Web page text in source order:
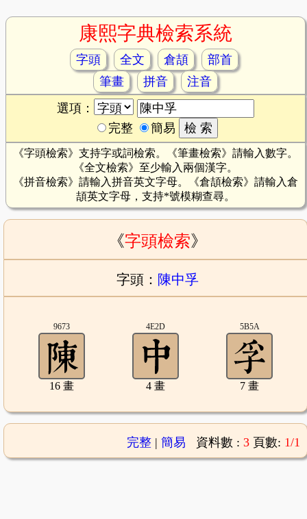
康熙字典檢索系統
字頭 全文 倉頡
部首
筆畫
拼音
注音
選項：
完整
簡易
《字頭檢索》支持字或詞檢索。《筆畫檢索》請輸入數字。
《全文檢索》至少輸入兩個漢字。
《拼音檢索》請輸入拼音英文字母。《倉頡檢索》請輸入倉
頡英文字母，支持*號模糊查尋。
《字頭檢索》
字頭： 陳中孚
9673
16 畫
4E2D
4 畫
5B5A
7 畫
完整| 簡易 資料數 : 3 頁數: 1/1